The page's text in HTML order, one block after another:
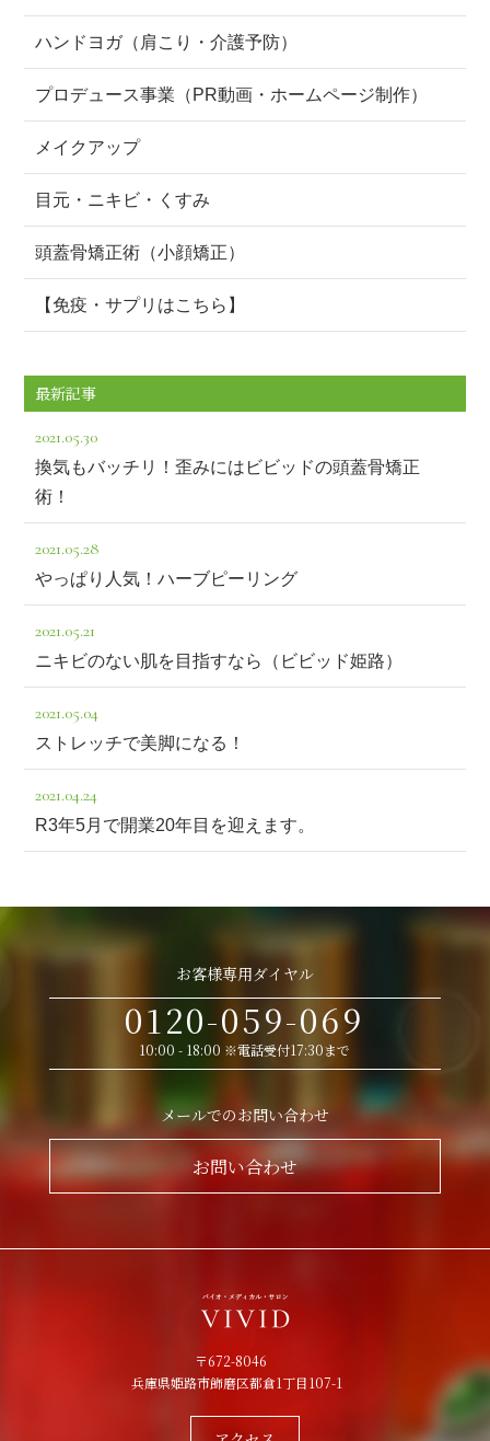
ハンドヨガ（肩こり・介護予防）
プロデュース事業（PR動画・ホームページ制作）
メイクアップ
目元・ニキビ・くすみ
頭蓋骨矯正術（小顔矯正）
【免疫・サプリはこちら】
最新記事
2021.05.30
換気もバッチリ！歪みにはビビッドの頭蓋骨矯正
術！
2021.05.28
やっぱり人気！ハーブピーリング
2021.05.21
ニキビのない肌を目指すなら（ビビッド姫路）
2021.05.04
ストレッチで美脚になる！
2021.04.24
R3年5月で開業20年目を迎えます。
お客様専用ダイヤル
0120-059-069
10:00 - 18:00 ※電話受付17:30まで
メールでのお問い合わせ
お問い合わせ
〒672-8046
兵庫県姫路市飾磨区都倉1丁目107-1